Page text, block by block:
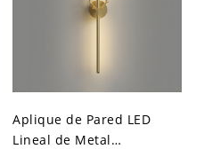
Aplique de Pared LED
Lineal de Metal